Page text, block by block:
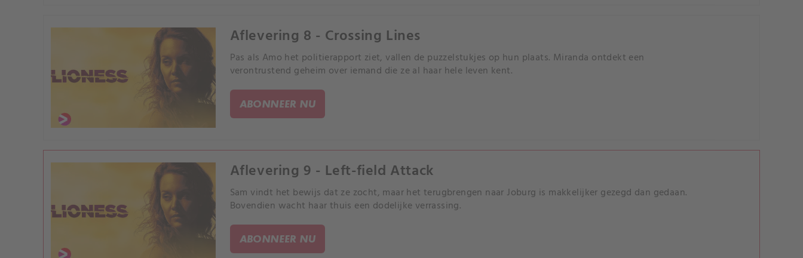
Aflevering 8 - Crossing Lines
Pas als Amo het politierapport ziet, vallen de puzzelstukjes op hun plaats. Miranda ontdekt een
verontrustend geheim over iemand die ze al haar hele leven kent.
ABONNEER NU
Aflevering 9 - Left-field Attack
Sam vindt het bewijs dat ze zocht, maar het terugbrengen naar Joburg is makkelijker gezegd dan gedaan.
Bovendien wacht haar thuis een dodelijke verrassing.
ABONNEER NU